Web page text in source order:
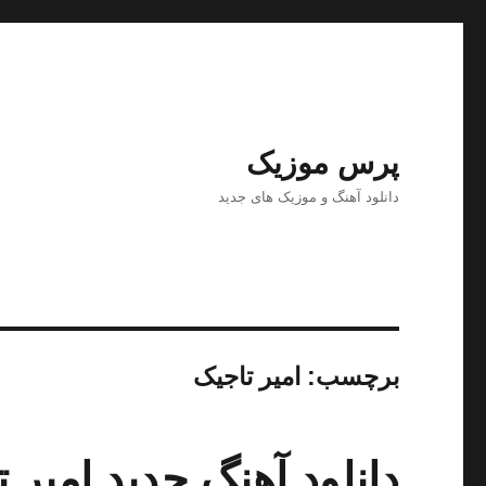
پرس موزیک
دانلود آهنگ و موزیک های جدید
برچسب: امیر تاجیک